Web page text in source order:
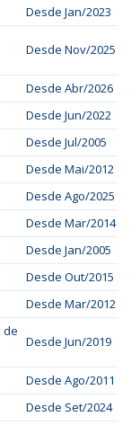
Desde Jan/2023
Desde Nov/2025
Desde Abr/2026
Desde Jun/2022
Desde Jul/2005
Desde Mai/2012
Desde Ago/2025
Desde Mar/2014
Desde Jan/2005
Desde Out/2015
Desde Mar/2012
de
Desde Jun/2019
Desde Ago/2011
Desde Set/2024